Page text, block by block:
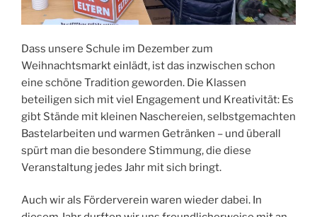
Dass unsere Schule im Dezember zum
Weihnachtsmarkt einlädt, ist das inzwischen schon
eine schöne Tradition geworden. Die Klassen
beteiligen sich mit viel Engagement und Kreativität: Es
gibt Stände mit kleinen Naschereien, selbstgemachten
Bastelarbeiten und warmen Getränken – und überall
spürt man die besondere Stimmung, die diese
Veranstaltung jedes Jahr mit sich bringt.
Auch wir als Förderverein waren wieder dabei. In